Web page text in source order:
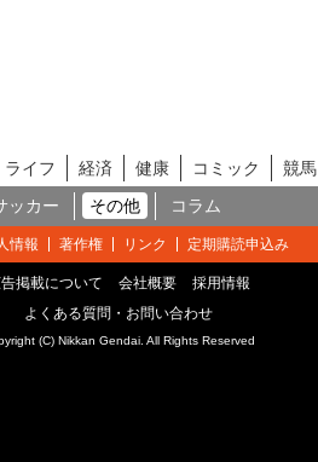
ライフ 経済 健康 コミック 競馬
ッカー その他 コラム
情報 著作権 リンク 定期購読申込み
掲載について 会社概要
採用情報
よくある質問・お問い合わせ
(C) Nikkan Gendai. All Rights Reserved